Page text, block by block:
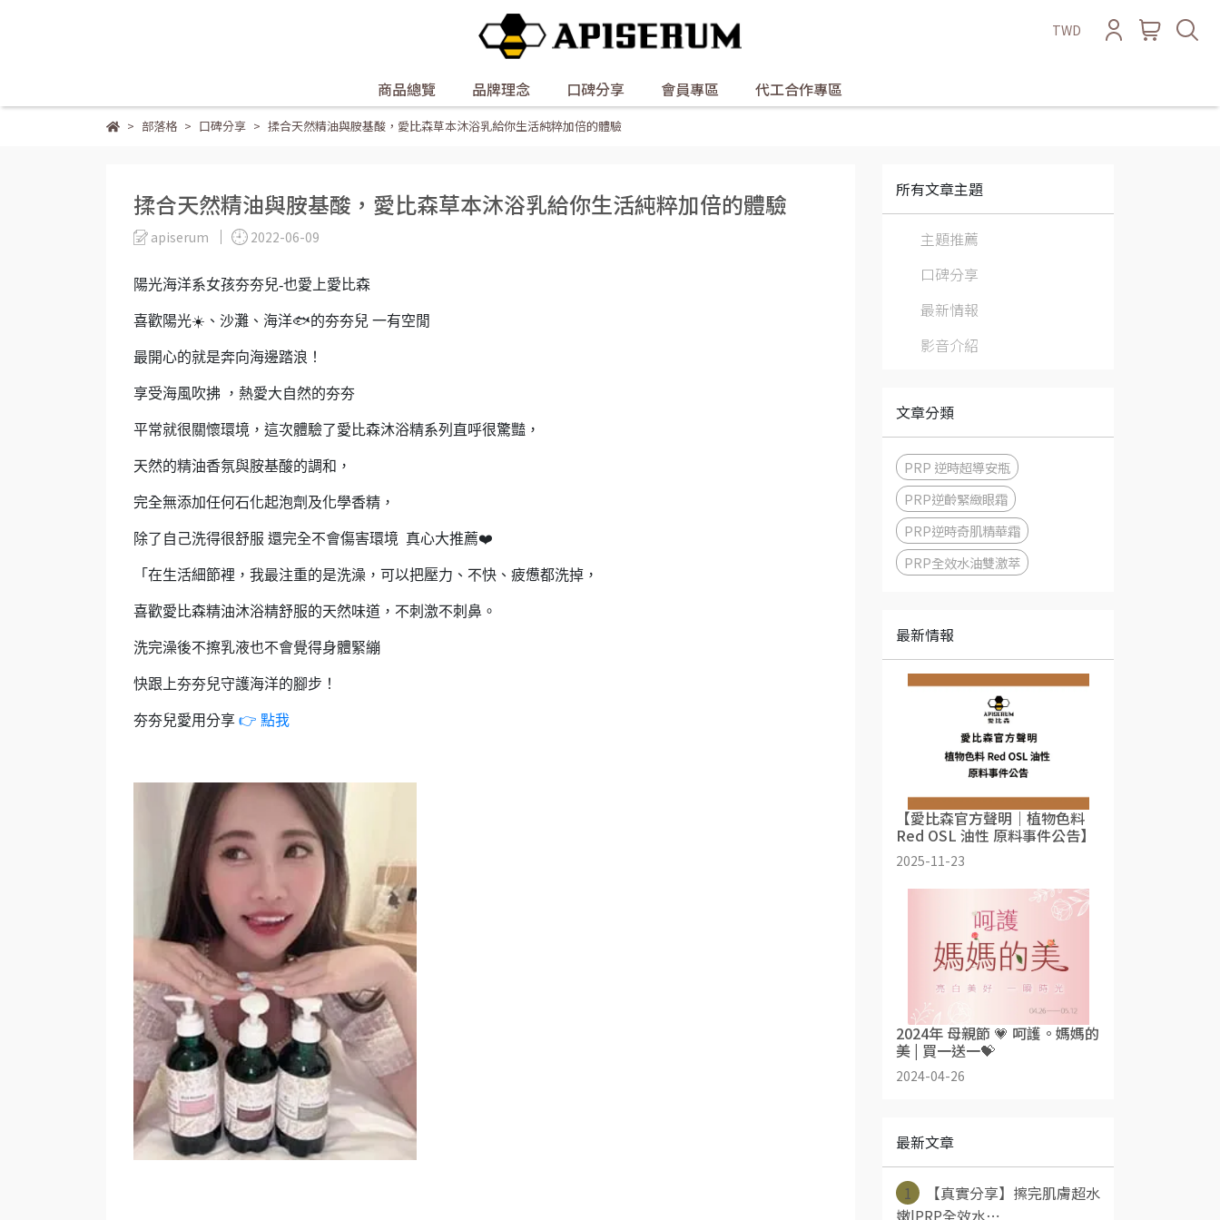
TWD
商品總覽 品牌理念 口碑分享 會員專區 代工合作專區
部落格 口碑分享 揉合天然精油與胺基酸，愛比森草本沐浴乳給你生活純粹加倍的體驗
揉合天然精油與胺基酸，愛比森草本沐浴乳給你生活純粹加倍的體驗
apiserum 2022-06-09
陽光海洋系女孩夯夯兒-也愛上愛比森
喜歡陽光☀️、沙灘、海洋🐟的夯夯兒 一有空閒
最開心的就是奔向海邊踏浪！
享受海風吹拂 ，熱愛大自然的夯夯
平常就很關懷環境，這次體驗了愛比森沐浴精系列直呼很驚豔，
天然的精油香氛與胺基酸的調和，
完全無添加任何石化起泡劑及化學香精，
除了自己洗得很舒服 還完全不會傷害環境 真心大推薦❤️
「在生活細節裡，我最注重的是洗澡，可以把壓力、不快、疲憊都洗掉，
喜歡愛比森精油沐浴精舒服的天然味道，不刺激不刺鼻。
洗完澡後不擦乳液也不會覺得身體緊繃
快跟上夯夯兒守護海洋的腳步！
夯夯兒愛用分享 👉 點我
所有文章主題
主題推薦
口碑分享
最新情報
影音介紹
文章分類
PRP 逆時超導安瓶
PRP逆齡緊緻眼霜
PRP逆時奇肌精華霜
PRP全效水油雙激萃
最新情報
【愛比森官方聲明｜植物色料
Red OSL 油性 原料事件公告】
2025-11-23
2024年 母親節 💗 呵護。媽媽的
美 | 買一送一💝
2024-04-26
最新文章
1
【真實分享】擦完肌膚超水
嫩|PRP全效水⋯